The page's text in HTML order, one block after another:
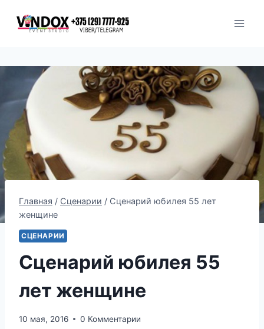
Главная / Сценарии / Сценарий юбилея 55 лет
женщине
СЦЕНАРИИ
Сценарий юбилея 55
лет женщине
10 мая, 2016 0 Комментарии